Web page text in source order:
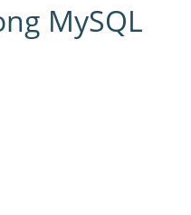
MySQL